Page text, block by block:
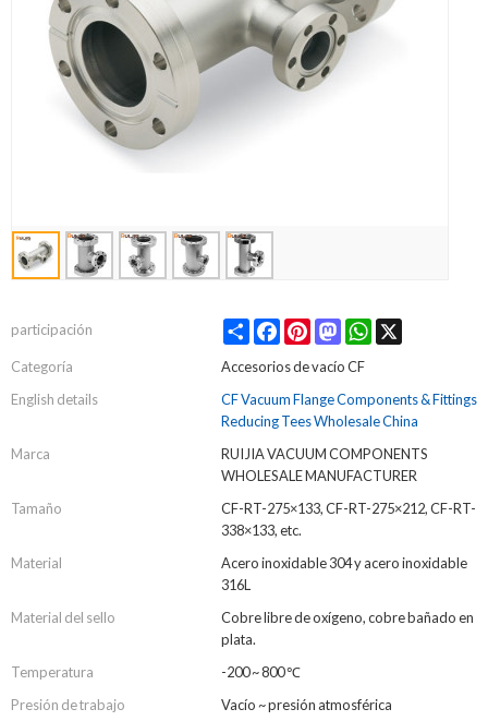
participación Share FacebookPinterestMastodonWhatsApp
Categoría
Accesorios de vacío CF
English details
CF Vacuum Flange Components & Fittings
Reducing Tees Wholesale China
Marca
RUIJIA VACUUM COMPONENTS
WHOLESALE MANUFACTURER
Tamaño
CF-RT-275×133, CF-RT-275×212, CF-RT-
338×133, etc.
Material
Acero inoxidable 304 y acero inoxidable
316L
Material del sello
Cobre libre de oxígeno, cobre bañado en
plata.
Temperatura
-200 ~ 800 ℃
Presión de trabajo
Vacío ~ presión atmosférica